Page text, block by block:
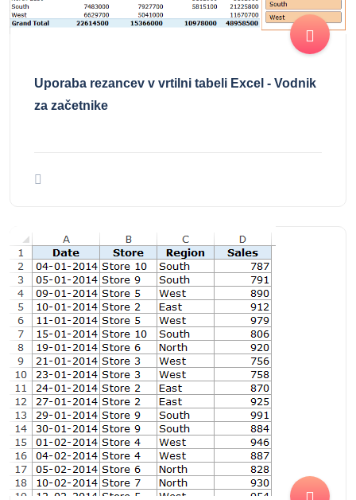
Uporaba rezancev v vrtilni tabeli Excel - Vodnik
za začetnike